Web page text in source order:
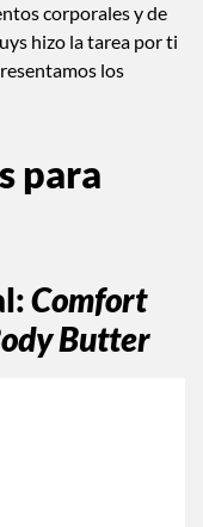
corporales y de
hizo la tarea por ti
los
para
:Comfort
Butter